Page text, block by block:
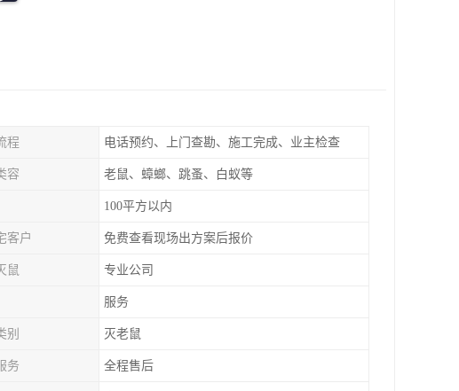
程 电话预约、上门查勘、施工完成、业主检查
容 老鼠、蟑螂、跳蚤、白蚁等
100平方以内
客户 免费查看现场出方案后报价
鼠 专业公司
服务
别 灭老鼠
务 全程售后